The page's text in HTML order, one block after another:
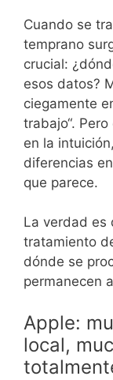
Cuando se
temprano
crucial:
esos datos?
ciegamente
trabajo“.
en la
diferencias
que parece.
La verdad es
tratamiento
dónde se
permanecen
Apple:
local,